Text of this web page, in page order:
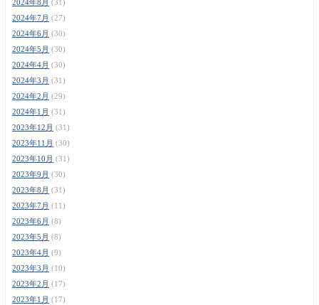
2024年8月 (31)
2024年7月 (27)
2024年6月 (30)
2024年5月 (30)
2024年4月 (30)
2024年3月 (31)
2024年2月 (29)
2024年1月 (31)
2023年12月 (31)
2023年11月 (30)
2023年10月 (31)
2023年9月 (30)
2023年8月 (31)
2023年7月 (11)
2023年6月 (8)
2023年5月 (8)
2023年4月 (9)
2023年3月 (10)
2023年2月 (17)
2023年1月 (17)